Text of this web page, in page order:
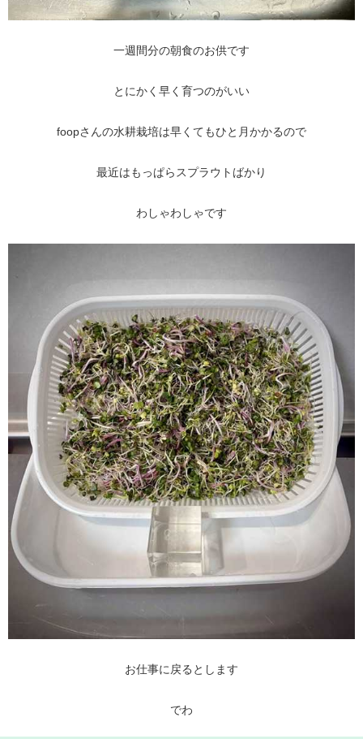
一週間分の朝食のお供です
とにかく早く育つのがいい
foopさんの水耕栽培は早くてもひと月かかるので
最近はもっぱらスプラウトばかり
わしゃわしゃです
お仕事に戻るとします
でわ